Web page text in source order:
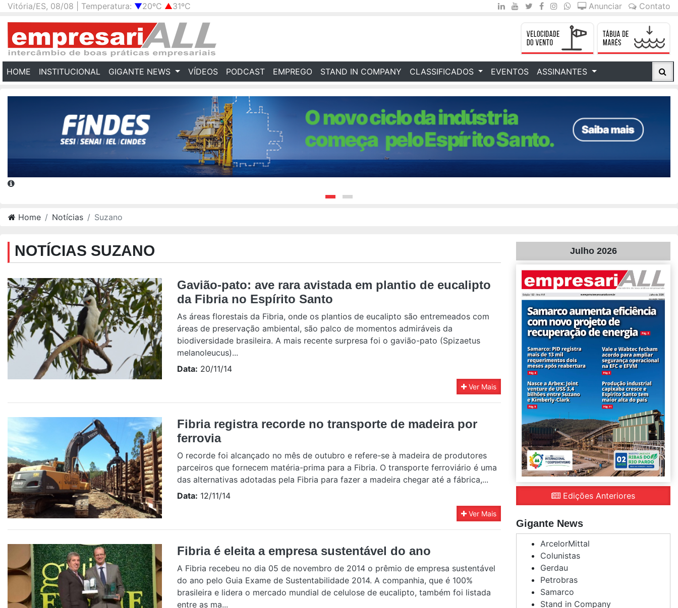
Vitória/ES, 08/08 | Temperatura: ▼20ºC ▲31ºC Anunciar Contato
HOME (CURRENT)
INSTITUCIONAL GIGANTE NEWS VÍDEOS PODCAST EMPREGO STAND IN COMPANY CLASSIFICADOS EVENTOS ASSINANTES
Home Notícias Suzano
NOTÍCIAS SUZANO
Gavião-pato: ave rara avistada em plantio de eucalipto
da Fibria no Espírito Santo
As áreas florestais da Fibria, onde os plantios de eucalipto são entremeados com
áreas de preservação ambiental, são palco de momentos admiráveis da
biodiversidade brasileira. A mais recente surpresa foi o gavião-pato (Spizaetus
melanoleucus)...
Data: 20/11/14
Ver Mais
Fibria registra recorde no transporte de madeira por
ferrovia
O recorde foi alcançado no mês de outubro e refere-se à madeira de produtores
parceiros que fornecem matéria-prima para a Fibria. O transporte ferroviário é uma
das alternativas adotadas pela Fibria para fazer a madeira chegar até a fábrica,...
Data: 12/11/14
Ver Mais
Fibria é eleita a empresa sustentável do ano
A Fibria recebeu no dia 05 de novembro de 2014 o prêmio de empresa sustentável
do ano pelo Guia Exame de Sustentabilidade 2014. A companhia, que é 100%
brasileira e lidera o mercado mundial de celulose de eucalipto, também foi listada
entre as ma...
Julho 2026
Edições Anteriores
Gigante News
ArcelorMittal
Colunistas
Gerdau
Petrobras
Samarco
Stand in Company